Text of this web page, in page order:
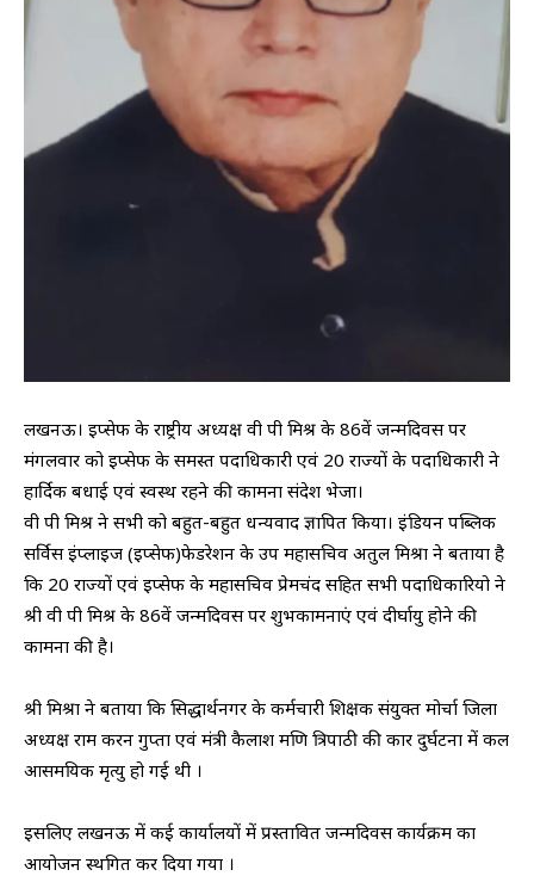
लखनऊ। इप्सेफ के राष्ट्रीय अध्यक्ष वी पी मिश्र के 86वें जन्मदिवस पर
मंगलवार को इप्सेफ के समस्त पदाधिकारी एवं 20 राज्यों के पदाधिकारी ने
हार्दिक बधाई एवं स्वस्थ रहने की कामना संदेश भेजा।
वी पी मिश्र ने सभी को बहुत-बहुत धन्यवाद ज्ञापित किया। इंडियन पब्लिक
सर्विस इंप्लाइज (इप्सेफ)फेडरेशन के उप महासचिव अतुल मिश्रा ने बताया है
कि 20 राज्यों एवं इप्सेफ के महासचिव प्रेमचंद सहित सभी पदाधिकारियो ने
श्री वी पी मिश्र के 86वें जन्मदिवस पर शुभकामनाएं एवं दीर्घायु होने की
कामना की है।
श्री मिश्रा ने बताया कि सिद्धार्थनगर के कर्मचारी शिक्षक संयुक्त मोर्चा जिला
अध्यक्ष राम करन गुप्ता एवं मंत्री कैलाश मणि त्रिपाठी की कार दुर्घटना में कल
आसमयिक मृत्यु हो गई थी ।
इसलिए लखनऊ में कई कार्यालयों में प्रस्तावित जन्मदिवस कार्यक्रम का
आयोजन स्थगित कर दिया गया ।